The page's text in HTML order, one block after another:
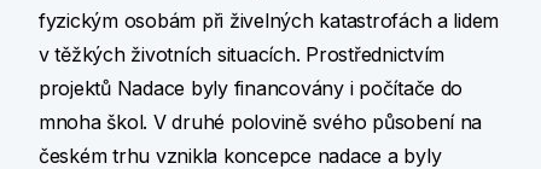
fyzickým osobám při živelných katastrofách a lidem
v těžkých životních situacích. Prostřednictvím
projektů Nadace byly financovány i počítače do
mnoha škol. V druhé polovině svého působení na
českém trhu vznikla koncepce nadace a byly